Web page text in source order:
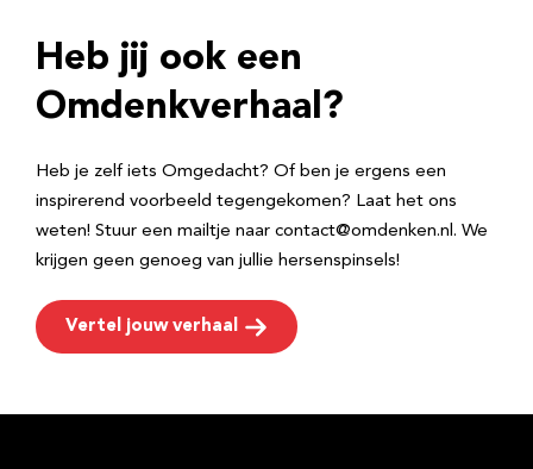
r
e
Heb jij ook een
Omdenkverhaal?
Heb je zelf iets Omgedacht? Of ben je ergens een
inspirerend voorbeeld tegengekomen? Laat het ons
weten! Stuur een mailtje naar contact@omdenken.nl. We
krijgen geen genoeg van jullie hersenspinsels!
Vertel jouw verhaal